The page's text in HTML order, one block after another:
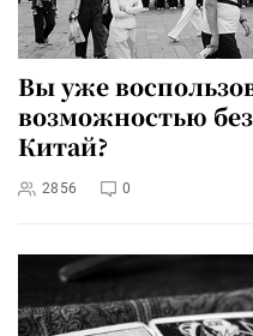
Вы уже
возможностью
Китай?
2856 0